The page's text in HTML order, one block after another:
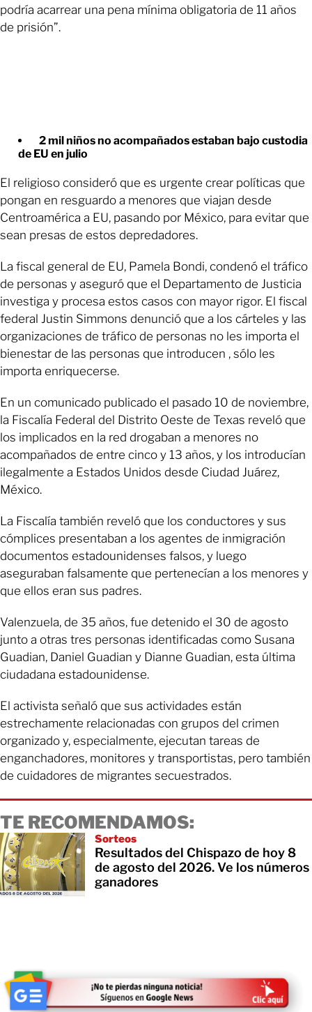
podría acarrear una pena mínima obligatoria de 11 años
de prisión”.
2 mil niños no acompañados estaban bajo custodia
de EU en julio
El religioso consideró que es urgente crear políticas que
pongan en resguardo a menores que viajan desde
Centroamérica a EU, pasando por México, para evitar que
sean presas de estos depredadores.
La fiscal general de EU, Pamela Bondi, condenó el tráfico
de personas y aseguró que el Departamento de Justicia
investiga y procesa estos casos con mayor rigor. El fiscal
federal Justin Simmons denunció que a los cárteles y las
organizaciones de tráfico de personas no les importa el
bienestar de las personas que introducen , sólo les
importa enriquecerse.
En un comunicado publicado el pasado 10 de noviembre,
la Fiscalía Federal del Distrito Oeste de Texas reveló que
los implicados en la red drogaban a menores no
acompañados de entre cinco y 13 años, y los introducían
ilegalmente a Estados Unidos desde Ciudad Juárez,
México.
La Fiscalía también reveló que los conductores y sus
cómplices presentaban a los agentes de inmigración
documentos estadounidenses falsos, y luego
aseguraban falsamente que pertenecían a los menores y
que ellos eran sus padres.
Valenzuela, de 35 años, fue detenido el 30 de agosto
junto a otras tres personas identificadas como Susana
Guadian, Daniel Guadian y Dianne Guadian, esta última
ciudadana estadounidense.
El activista señaló que sus actividades están
estrechamente relacionadas con grupos del crimen
organizado y, especialmente, ejecutan tareas de
enganchadores, monitores y transportistas, pero también
de cuidadores de migrantes secuestrados.
TE RECOMENDAMOS:
Sorteos
Resultados del Chispazo de hoy 8
de agosto del 2026. Ve los números
ganadores